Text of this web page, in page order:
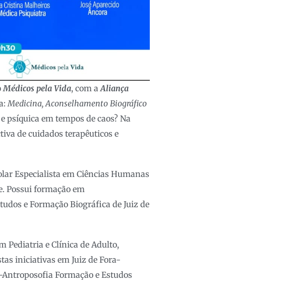
Médicos pela Vida, com a Aliança
Medicina, Aconselhamento Biográfico
psíquica em tempos de caos? Na
de cuidados terapêuticos e
Especialista em Ciências Humanas
Possui formação em
e Formação Biográfica de Juiz de
Pediatria e Clínica de Adulto,
iniciativas em Juiz de Fora-
Formação e Estudos